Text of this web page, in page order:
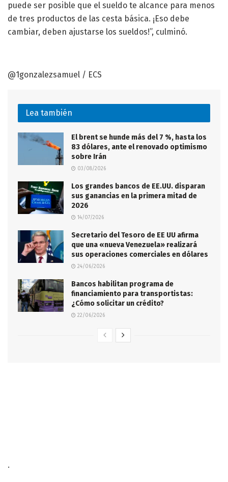
puede ser posible que el sueldo te alcance para menos
de tres productos de las cesta básica. ¡Eso debe
cambiar, deben ajustarse los sueldos!”, culminó.
@1gonzalezsamuel / ECS
Lea también
El brent se hunde más del 7 %, hasta los
83 dólares, ante el renovado optimismo
sobre Irán
03/08/2026
Los grandes bancos de EE.UU. disparan
sus ganancias en la primera mitad de
2026
14/07/2026
Secretario del Tesoro de EE UU afirma
que una «nueva Venezuela» realizará
sus operaciones comerciales en dólares
24/06/2026
Bancos habilitan programa de
financiamiento para transportistas:
¿Cómo solicitar un crédito?
22/06/2026
.